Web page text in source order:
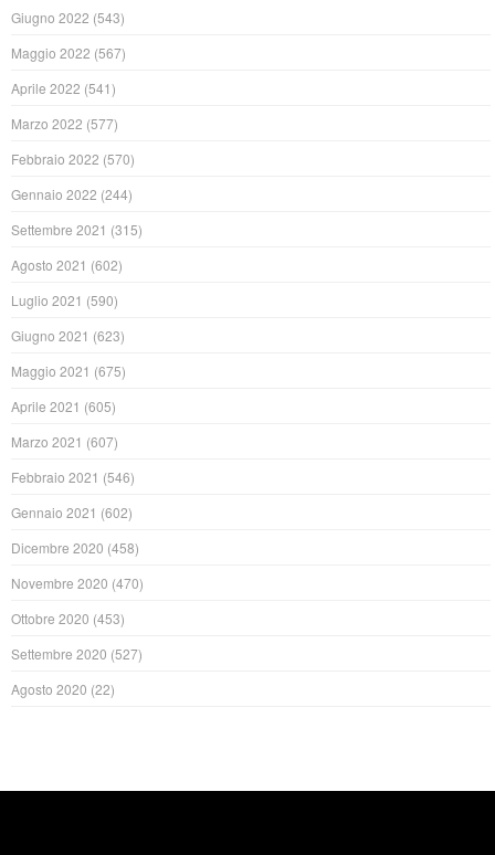
Giugno 2022 (543)
Maggio 2022 (567)
Aprile 2022 (541)
Marzo 2022 (577)
Febbraio 2022 (570)
Gennaio 2022 (244)
Settembre 2021 (315)
Agosto 2021 (602)
Luglio 2021 (590)
Giugno 2021 (623)
Maggio 2021 (675)
Aprile 2021 (605)
Marzo 2021 (607)
Febbraio 2021 (546)
Gennaio 2021 (602)
Dicembre 2020 (458)
Novembre 2020 (470)
Ottobre 2020 (453)
Settembre 2020 (527)
Agosto 2020 (22)